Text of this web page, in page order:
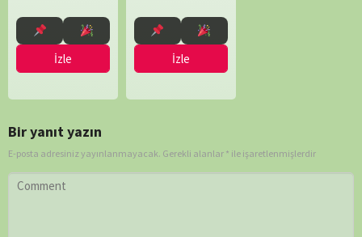
İzle İzle
Bir yanıt yazın
E-posta adresiniz yayınlanmayacak. Gerekli alanlar * ile işaretlenmişlerdir